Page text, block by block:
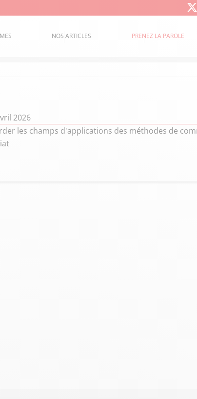
NOS ARTICLES PRENEZ LA PAROLE
2026
les champs d'applications des méthodes de